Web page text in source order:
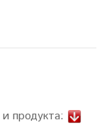
продукта: